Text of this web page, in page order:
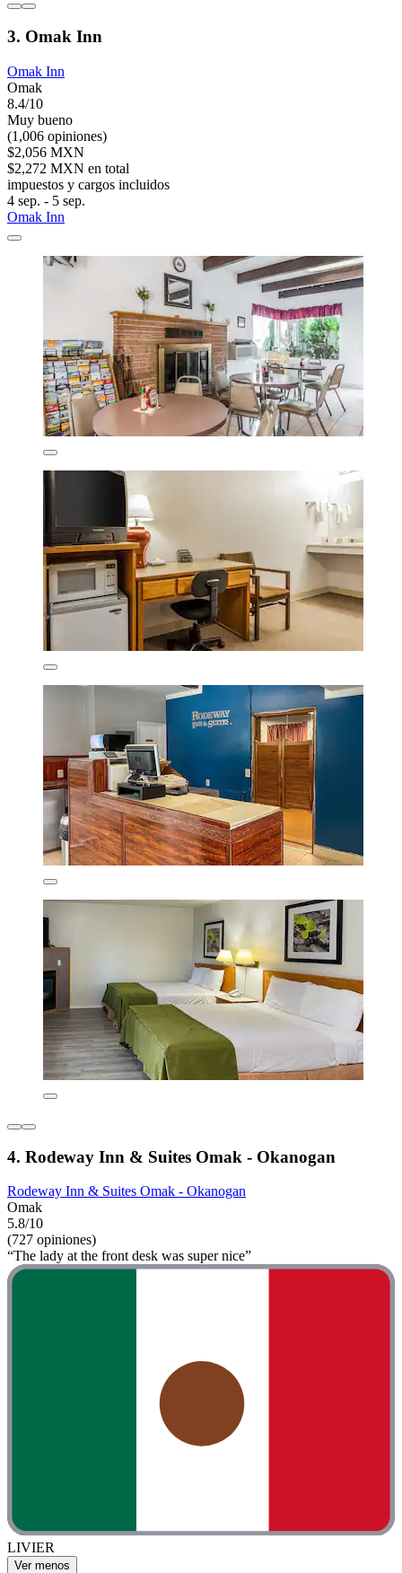
3. Omak Inn
Omak Inn
Omak
8.4/10
Muy bueno
(1,006 opiniones)
$2,056 MXN
$2,272 MXN en total
impuestos y cargos incluidos
4 sep. - 5 sep.
Omak Inn
4. Rodeway Inn & Suites Omak - Okanogan
Rodeway Inn & Suites Omak - Okanogan
Omak
5.8/10
(727 opiniones)
“The lady at the front desk was super nice”
LIVIER
Ver menos